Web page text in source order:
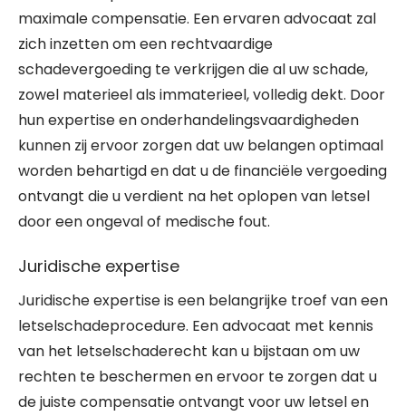
maximale compensatie. Een ervaren advocaat zal
zich inzetten om een rechtvaardige
schadevergoeding te verkrijgen die al uw schade,
zowel materieel als immaterieel, volledig dekt. Door
hun expertise en onderhandelingsvaardigheden
kunnen zij ervoor zorgen dat uw belangen optimaal
worden behartigd en dat u de financiële vergoeding
ontvangt die u verdient na het oplopen van letsel
door een ongeval of medische fout.
Juridische expertise
Juridische expertise is een belangrijke troef van een
letselschadeprocedure. Een advocaat met kennis
van het letselschaderecht kan u bijstaan om uw
rechten te beschermen en ervoor te zorgen dat u
de juiste compensatie ontvangt voor uw letsel en